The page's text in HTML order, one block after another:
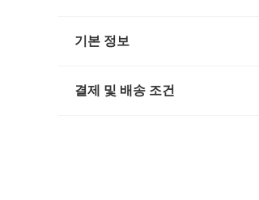
기본 정보
결제 및 배송 조건